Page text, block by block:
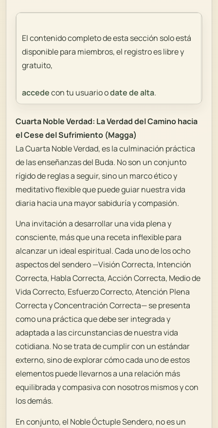
El contenido completo de esta sección solo está
disponible para miembros, el registro es libre y
gratuito,
accedecon tu usuario odate de alta.
Cuarta Noble Verdad: La Verdad del Camino hacia
el Cese del Sufrimiento (Magga)
La Cuarta Noble Verdad, es la culminación práctica
de las enseñanzas del Buda. No son un conjunto
rígido de reglas a seguir, sino un marco ético y
meditativo flexible que puede guiar nuestra vida
diaria hacia una mayor sabiduría y compasión.
Una invitación a desarrollar una vida plena y
consciente, más que una receta inflexible para
alcanzar un ideal espiritual. Cada uno de los ocho
aspectos del sendero —Visión Correcta, Intención
Correcta, Habla Correcta, Acción Correcta, Medio de
Vida Correcto, Esfuerzo Correcto, Atención Plena
Correcta y Concentración Correcta— se presenta
como una práctica que debe ser integrada y
adaptada a las circunstancias de nuestra vida
cotidiana. No se trata de cumplir con un estándar
externo, sino de explorar cómo cada uno de estos
elementos puede llevarnos a una relación más
equilibrada y compasiva con nosotros mismos y con
los demás.
En conjunto, el Noble Óctuple Sendero, no es un